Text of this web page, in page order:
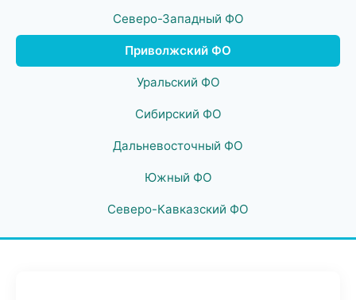
Северо-Западный ФО
Приволжский ФО
Уральский ФО
Сибирский ФО
Дальневосточный ФО
Южный ФО
Северо-Кавказский ФО